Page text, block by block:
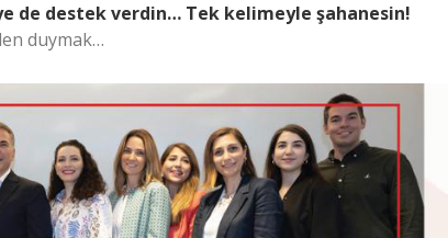
de destek verdin… Tek kelimeyle şahanesin!
duymak…